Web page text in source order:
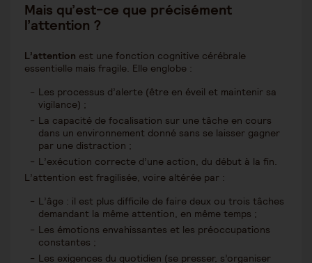
Mais qu’est-ce que précisément
l’attention ?
L’attention est une fonction cognitive cérébrale
essentielle mais fragile. Elle englobe :
Les processus d’alerte (être en éveil et maintenir sa
vigilance) ;
La capacité de focalisation sur une tâche en cours
dans un environnement donné sans se laisser gagner
par une distraction ;
L’exécution correcte d’une action, du début à la fin.
L’attention est fragilisée, voire altérée par :
L’âge : il est plus difficile de faire deux ou trois tâches
demandant la même attention, en même temps ;
Les émotions envahissantes et les préoccupations
constantes ;
Les exigences du quotidien (se presser, s’organiser